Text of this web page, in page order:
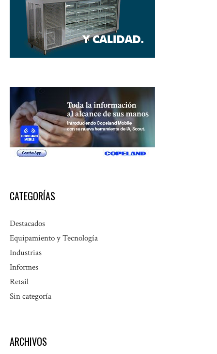
CATEGORÍAS
Destacados
Equipamiento y Tecnología
Industrias
Informes
Retail
Sin categoría
ARCHIVOS